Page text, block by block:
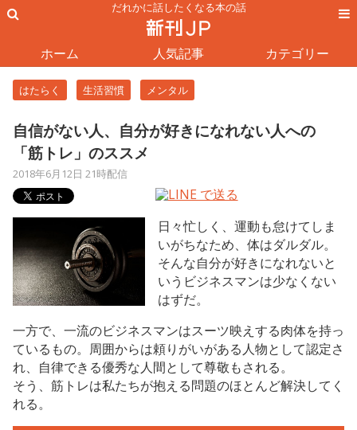
だれかに話したくなる本の話
ホーム 人気記事 カテゴリー
はたらく 生活習慣 メンタル
自信がない人、自分が好きになれない人への
「筋トレ」のススメ
2018年6月12日 21時配信
日々忙しく、運動も怠けてしま
いがちなため、体はダルダル。
そんな自分が好きになれないと
いうビジネスマンは少なくない
はずだ。
一方で、一流のビジネスマンはスーツ映えする肉体を持っ
ているもの。周囲からは頼りがいがある人物として認定さ
れ、自律できる優秀な人間として尊敬もされる。
そう、筋トレは私たちが抱える問題のほとんど解決してく
れる。